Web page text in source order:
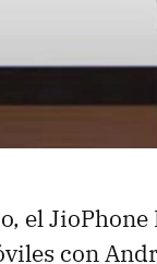
el
con